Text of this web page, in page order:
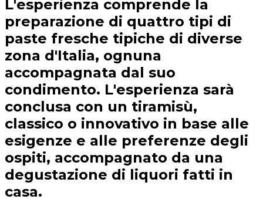
L'esperienza comprende la
preparazione di quattro tipi di
paste fresche tipiche di diverse
zona d'Italia, ognuna
accompagnata dal suo
condimento. L'esperienza sarà
conclusa con un tiramisù,
classico o innovativo in base alle
esigenze e alle preferenze degli
ospiti, accompagnato da una
degustazione di liquori fatti in
casa.